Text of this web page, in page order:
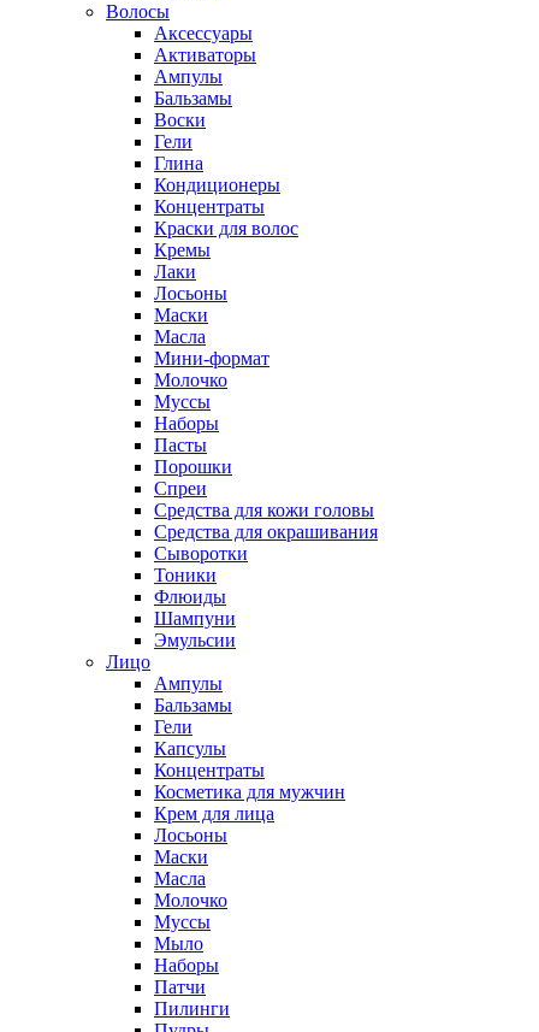
Волосы
Аксессуары
Активаторы
Ампулы
Бальзамы
Воски
Гели
Глина
Кондиционеры
Концентраты
Краски для волос
Кремы
Лаки
Лосьоны
Маски
Масла
Мини-формат
Молочко
Муссы
Наборы
Пасты
Порошки
Спреи
Средства для кожи головы
Средства для окрашивания
Сыворотки
Тоники
Флюиды
Шампуни
Эмульсии
Лицо
Ампулы
Бальзамы
Гели
Капсулы
Концентраты
Косметика для мужчин
Крем для лица
Лосьоны
Маски
Масла
Молочко
Муссы
Мыло
Наборы
Патчи
Пилинги